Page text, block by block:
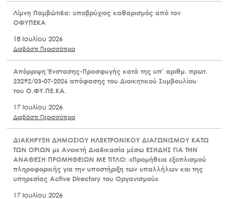
εργασιών διάτρησης και κάλυψης/οριστικής σφράγισης
τριών (3) γεωτρήσεων υδρογονανθράκων,
συμπεριλαμβανομένης της διαχείρισης των παραγόμενων
καταγραφών (Well Logging) κατά τη διάρκεια των
20 Ιουλίου 2026
Διαβάστε Περισσότερα
Λίμνη Παμβώτιδα: υποβρύχιος καθαρισμός από τον
ΟΦΥΠΕΚΑ
18 Ιουλίου 2026
Διαβάστε Περισσότερα
Απόρριψη Ένστασης-Προσφυγής κατά της υπ’ αριθμ. πρωτ.
23292/03-07-2026 απόφασης του Διοικητικού Συμβουλίου
του Ο.ΦΥ.ΠΕ.ΚΑ.